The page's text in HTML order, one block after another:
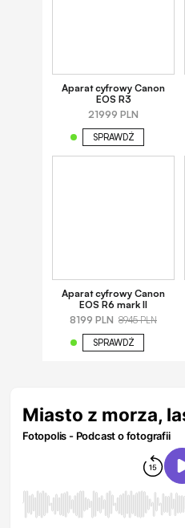
Aparat cyfrowy Canon
EOS R3
21999 PLN
SPRAWDŹ
Aparat cyfrowy Canon
EOS R6 mark II
8199 PLN 8945 PLN
SPRAWDŹ